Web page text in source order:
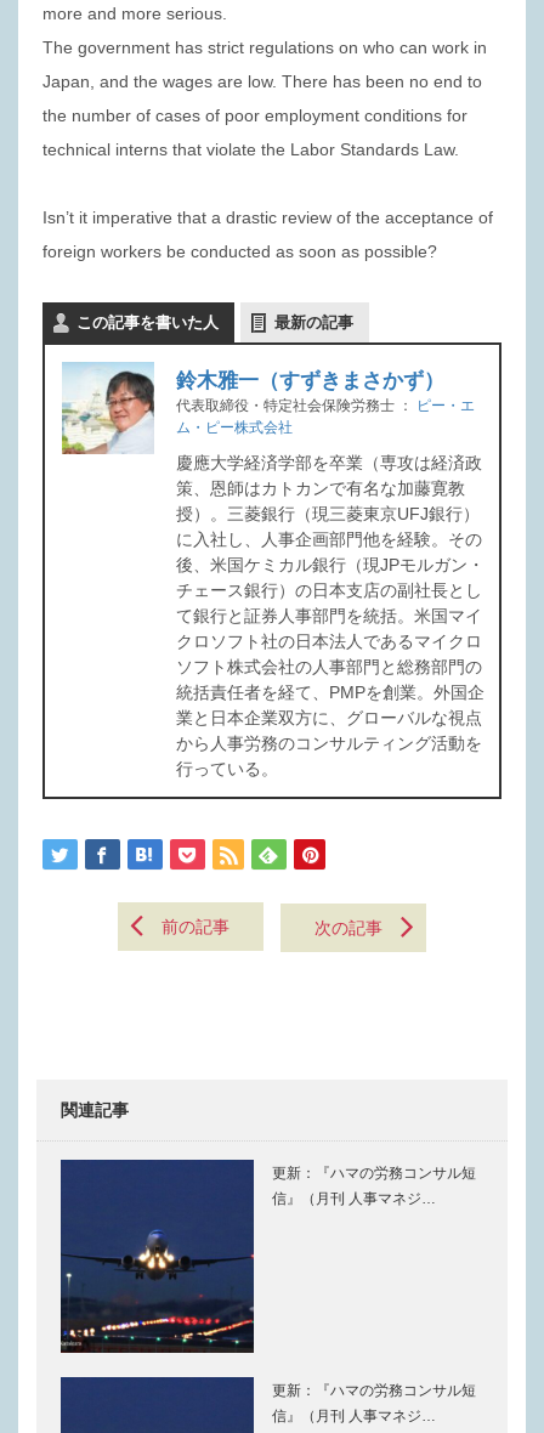
more and more serious.
The government has strict regulations on who can work in
Japan, and the wages are low. There has been no end to
the number of cases of poor employment conditions for
technical interns that violate the Labor Standards Law.
Isn’t it imperative that a drastic review of the acceptance of
foreign workers be conducted as soon as possible?
この記事を書いた人 最新の記事
鈴木雅一（すずきまさかず）
代表取締役・特定社会保険労務士 ：
ピー・エ
ム・ピー株式会社
慶應大学経済学部を卒業（専攻は経済政
策、恩師はカトカンで有名な加藤寛教
授）。三菱銀行（現三菱東京UFJ銀行）
に入社し、人事企画部門他を経験。その
後、米国ケミカル銀行（現JPモルガン・
チェース銀行）の日本支店の副社長とし
て銀行と証券人事部門を統括。米国マイ
クロソフト社の日本法人であるマイクロ
ソフト株式会社の人事部門と総務部門の
統括責任者を経て、PMPを創業。外国企
業と日本企業双方に、グローバルな視点
から人事労務のコンサルティング活動を
行っている。
前の記事 次の記事
関連記事
更新：『ハマの労務コンサル短
信』（月刊 人事マネジ…
更新：『ハマの労務コンサル短
信』（月刊 人事マネジ…